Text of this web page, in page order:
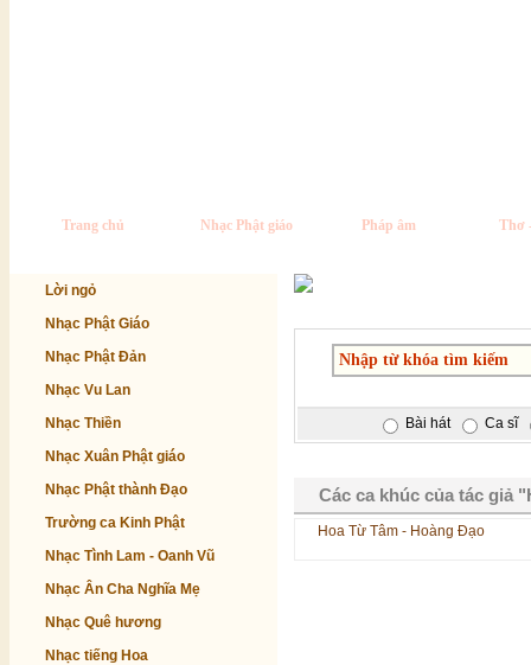
Trang chủ Nhạc Phật giáo Pháp âm Thơ
Lời ngỏ
Nhạc Phật Giáo
Nhạc Phật Đản
Nhạc Vu Lan
Nhạc Thiền
Nhạc Xuân Phật giáo
Nhạc Phật thành Đạo
Trường ca Kinh Phật
Nhạc Tình Lam - Oanh Vũ
Nhạc Ân Cha Nghĩa Mẹ
Nhạc Quê hương
Nhạc tiếng Hoa
Bài hát Ca sĩ
Các ca khúc của tác giả
Hoa Từ Tâm - Hoàng Đạo